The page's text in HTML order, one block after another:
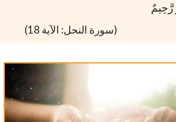
رَّحِيمٌ
(سورة النحل: الآية 18)